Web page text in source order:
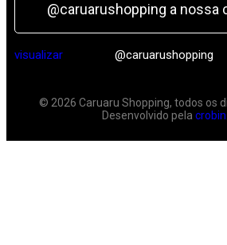
@caruarushopping a nossa
visualizar @caruarushopping
© 2026 Caruaru Shopping, todos os
Desenvolvido pela